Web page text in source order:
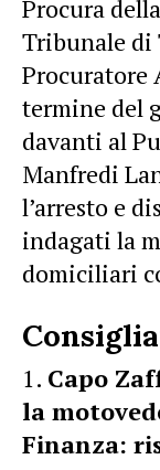
Procura
Tribunale di
Procuratore
termine del
davanti al
Manfredi
l’arresto e
indagati la
domiciliari
Capo
la
Finanza: